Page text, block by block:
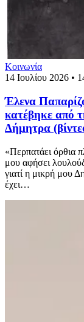
Κοινωνία
14 Ιουλίου 2026 •
Έλενα
κατέβηκε από
Δήμητρα
«Περπατάει όρθια
μου αφήσει
γιατί η μικρή μου
έχει…